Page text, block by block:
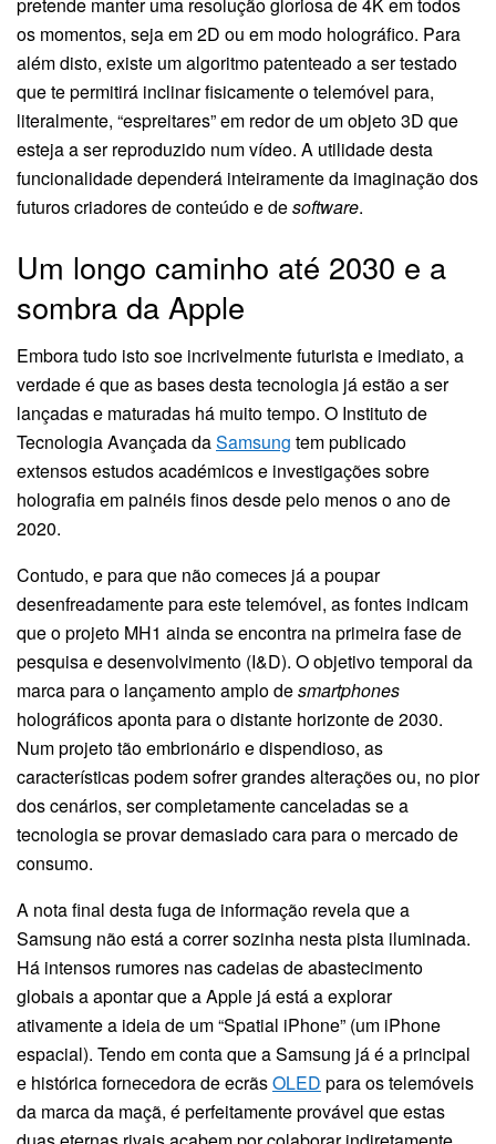
pretende manter uma resolução gloriosa de 4K em todos
os momentos, seja em 2D ou em modo holográfico. Para
além disto, existe um algoritmo patenteado a ser testado
que te permitirá inclinar fisicamente o telemóvel para,
literalmente, “espreitares” em redor de um objeto 3D que
esteja a ser reproduzido num vídeo. A utilidade desta
funcionalidade dependerá inteiramente da imaginação dos
futuros criadores de conteúdo e desoftware.
Um longo caminho até 2030 e a
sombra da Apple
Embora tudo isto soe incrivelmente futurista e imediato, a
verdade é que as bases desta tecnologia já estão a ser
lançadas e maturadas há muito tempo. O Instituto de
Tecnologia Avançada daSamsung tem publicado
extensos estudos académicos e investigações sobre
holografia em painéis finos desde pelo menos o ano de
2020.
Contudo, e para que não comeces já a poupar
desenfreadamente para este telemóvel, as fontes indicam
que o projeto MH1 ainda se encontra na primeira fase de
pesquisa e desenvolvimento (I&D). O objetivo temporal da
marca para o lançamento amplo desmartphones
holográficos aponta para o distante horizonte de 2030.
Num projeto tão embrionário e dispendioso, as
características podem sofrer grandes alterações ou, no pior
dos cenários, ser completamente canceladas se a
tecnologia se provar demasiado cara para o mercado de
consumo.
A nota final desta fuga de informação revela que a
Samsung não está a correr sozinha nesta pista iluminada.
Há intensos rumores nas cadeias de abastecimento
globais a apontar que a Apple já está a explorar
ativamente a ideia de um “Spatial iPhone” (um iPhone
espacial). Tendo em conta que a Samsung já é a principal
e histórica fornecedora de ecrãsOLED para os telemóveis
da marca da maçã, é perfeitamente provável que estas